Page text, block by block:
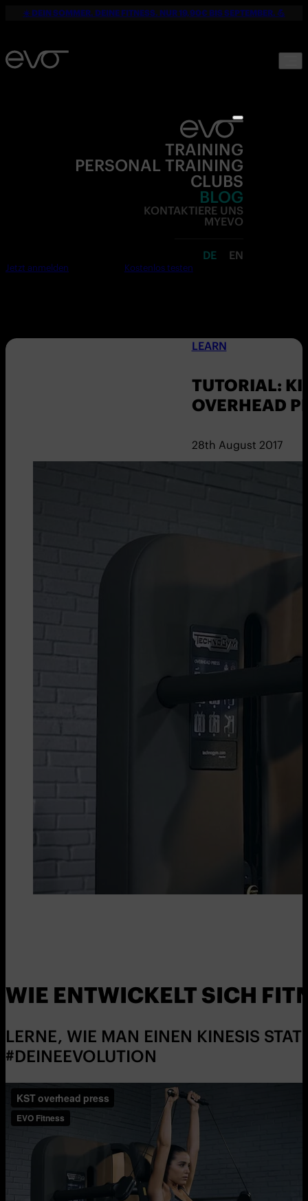
☀️ DEIN SOMMER. DEINE FITNESS. NUR 19,90€ BIS SEPTEMBER. 💪
TRAINING
PERSONAL TRAINING
CLUBS
BLOG
KONTAKTIERE UNS
MYEVO
DE EN
Jetzt anmelden Kostenlos testen
LEARN
TUTORIAL:
OVERHEAD
28th August 2017
WIE ENTWICKELT SICH
LERNE, WIE MAN EINEN KINESIS
#DEINEEVOLUTION